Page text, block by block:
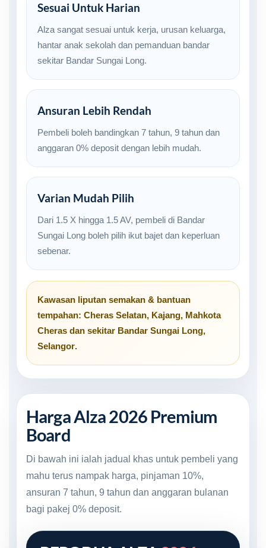
Sesuai Untuk Harian
Alza sangat sesuai untuk kerja, urusan keluarga,
hantar anak sekolah dan pemanduan bandar
sekitar Bandar Sungai Long.
Ansuran Lebih Rendah
Pembeli boleh bandingkan 7 tahun, 9 tahun dan
anggaran 0% deposit dengan lebih mudah.
Varian Mudah Pilih
Dari 1.5 X hingga 1.5 AV, pembeli di Bandar
Sungai Long boleh pilih ikut bajet dan keperluan
sebenar.
Kawasan liputan semakan & bantuan
tempahan: Cheras Selatan, Kajang, Mahkota
Cheras dan sekitar Bandar Sungai Long,
Selangor.
Harga Alza 2026 Premium
Board
Di bawah ini ialah jadual khas untuk pembeli yang
mahu terus nampak harga, pinjaman 10%,
ansuran 7 tahun, 9 tahun dan anggaran bulanan
bagi pakej 0% deposit.